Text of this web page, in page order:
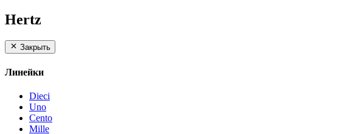
Hertz
Закрыть
Линейки
Dieci
Uno
Cento
Mille